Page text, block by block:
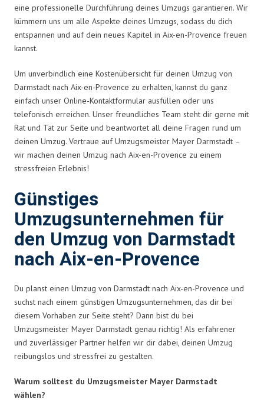
eine professionelle Durchführung deines Umzugs garantieren. Wir
kümmern uns um alle Aspekte deines Umzugs, sodass du dich
entspannen und auf dein neues Kapitel in Aix-en-Provence freuen
kannst.
Um unverbindlich eine Kostenübersicht für deinen Umzug von
Darmstadt nach Aix-en-Provence zu erhalten, kannst du ganz
einfach unser Online-Kontaktformular ausfüllen oder uns
telefonisch erreichen. Unser freundliches Team steht dir gerne mit
Rat und Tat zur Seite und beantwortet all deine Fragen rund um
deinen Umzug. Vertraue auf Umzugsmeister Mayer Darmstadt –
wir machen deinen Umzug nach Aix-en-Provence zu einem
stressfreien Erlebnis!
Günstiges
Umzugsunternehmen für
den Umzug von Darmstadt
nach Aix-en-Provence
Du planst einen Umzug von Darmstadt nach Aix-en-Provence und
suchst nach einem günstigen Umzugsunternehmen, das dir bei
diesem Vorhaben zur Seite steht? Dann bist du bei
Umzugsmeister Mayer Darmstadt genau richtig! Als erfahrener
und zuverlässiger Partner helfen wir dir dabei, deinen Umzug
reibungslos und stressfrei zu gestalten.
Warum solltest du Umzugsmeister Mayer Darmstadt
wählen?